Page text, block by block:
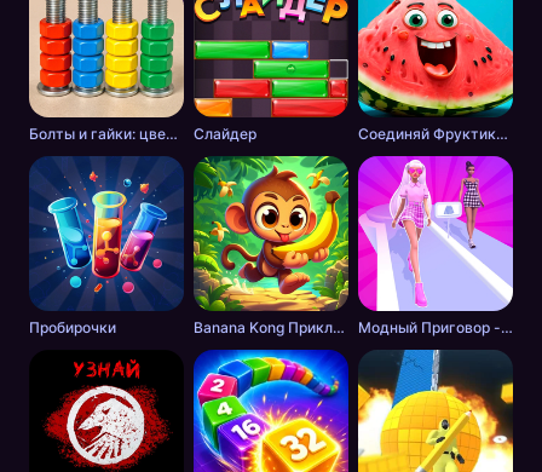
Болты и гайки: цветная сортировка Слайдер Соединяй Фруктики: Арбуз в 2048!
Пробирочки Banana Kong Приключение Модный Приговор - Одевалки для Девочек